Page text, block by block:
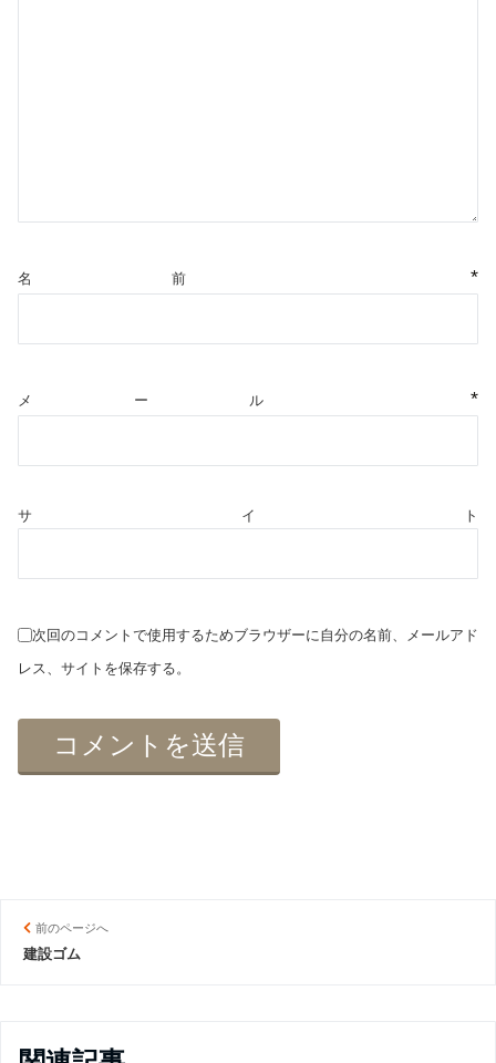
名前 *
メール *
サイト
次回のコメントで使用するためブラウザーに自分の名前、メールアド
レス、サイトを保存する。
前のページへ
建設ゴム